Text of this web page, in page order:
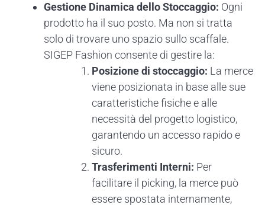
Gestione Dinamica dello Stoccaggio: Ogni
prodotto ha il suo posto. Ma non si tratta
solo di trovare uno spazio sullo scaffale.
SIGEP Fashion consente di gestire la:
Posizione di stoccaggio: La merce
viene posizionata in base alle sue
caratteristiche fisiche e alle
necessità del progetto logistico,
garantendo un accesso rapido e
sicuro.
Trasferimenti Interni: Per
facilitare il picking, la merce può
essere spostata internamente,